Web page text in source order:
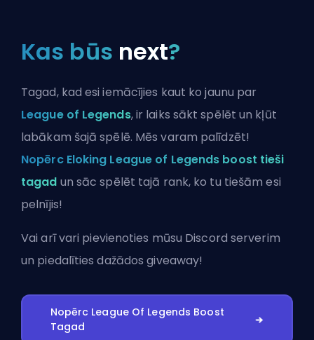
Kas būs next?
Tagad, kad esi iemācījies kaut ko jaunu par
League of Legends, ir laiks sākt spēlēt un kļūt
labākam šajā spēlē. Mēs varam palīdzēt!
Nopērc Eloking League of Legends boost tieši
tagad un sāc spēlēt tajā rank, ko tu tiešām esi
pelnījis!
Vai arī vari pievienoties mūsu Discord serverim
un piedalīties dažādos giveaway!
Nopērc League Of Legends Boost
Tagad